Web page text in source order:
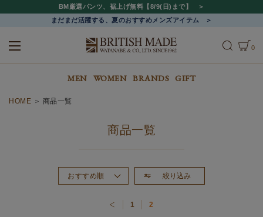
BM厳選パンツ、裾上げ無料【8/9(日)まで】
まだまだ活躍する、夏のおすすめメンズアイテム
0
MEN WOMEN BRANDS GIFT
HOME 商品一覧
商品一覧
絞り込み
おすすめ順
1 2